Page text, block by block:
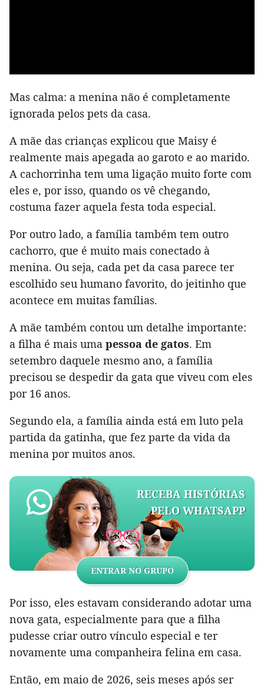
Mas calma: a menina não é completamente
ignorada pelos pets da casa.
A mãe das crianças explicou que Maisy é
realmente mais apegada ao garoto e ao marido.
A cachorrinha tem uma ligação muito forte com
eles e, por isso, quando os vê chegando,
costuma fazer aquela festa toda especial.
Por outro lado, a família também tem outro
cachorro, que é muito mais conectado à
menina. Ou seja, cada pet da casa parece ter
escolhido seu humano favorito, do jeitinho que
acontece em muitas famílias.
A mãe também contou um detalhe importante:
a filha é mais uma pessoa de gatos. Em
setembro daquele mesmo ano, a família
precisou se despedir da gata que viveu com eles
por 16 anos.
Segundo ela, a família ainda está em luto pela
partida da gatinha, que fez parte da vida da
menina por muitos anos.
RECEBA HISTÓRIAS
PELO WHATSAPP
ENTRAR NO GRUPO
Por isso, eles estavam considerando adotar uma
nova gata, especialmente para que a filha
pudesse criar outro vínculo especial e ter
novamente uma companheira felina em casa.
Então, em maio de 2026, seis meses após ser